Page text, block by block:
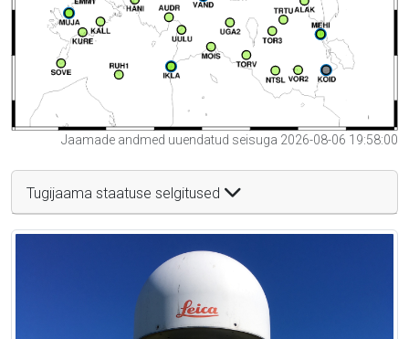
Jaamade andmed uuendatud seisuga 2026-08-06 19:58:00
Tugijaama staatuse selgitused